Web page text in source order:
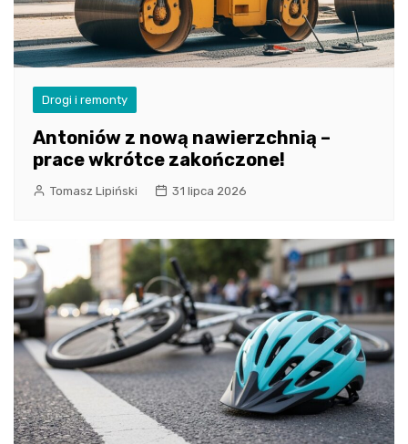
Drogi i remonty
Antoniów z nową nawierzchnią –
prace wkrótce zakończone!
Tomasz Lipiński 31 lipca 2026